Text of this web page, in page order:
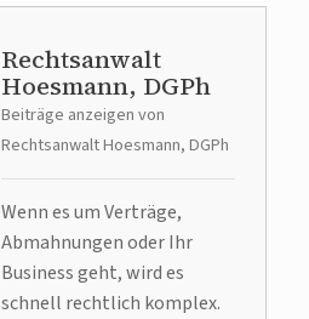
Rechtsanwalt
Hoesmann, DGPh
Beiträge anzeigen von
Rechtsanwalt Hoesmann, DGPh
Wenn es um Verträge,
Abmahnungen oder Ihr
Business geht, wird es
schnell rechtlich komplex.